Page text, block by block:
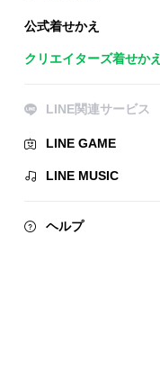
公式着せかえ
クリエイターズ着せかえ
LINE関連サービス
LINE GAME
LINE MUSIC
ヘルプ